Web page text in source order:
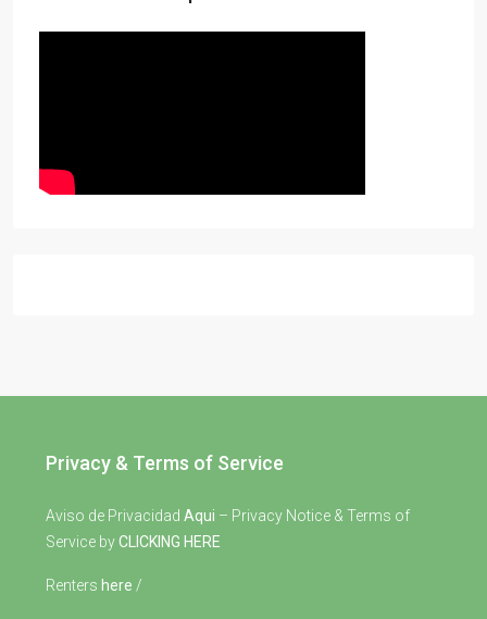
Privacy & Terms of Service
Aviso de Privacidad Aqui – Privacy Notice & Terms of
Service byCLICKING HERE
Renters here /